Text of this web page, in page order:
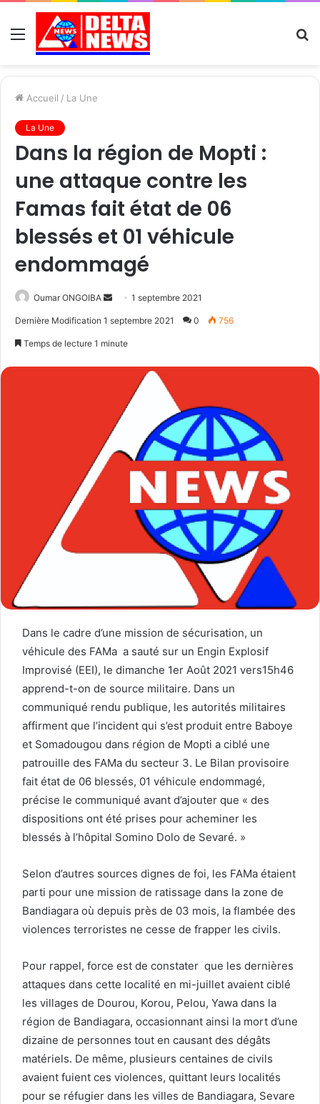
Menu
Accueil / La Une
La Une
Dans la région de Mopti :
une attaque contre les
Famas fait état de 06
blessés et 01 véhicule
endommagé
Oumar ONGOIBA
Send1 septembre 2021
Dernière Modification 1 septembre 2021 0 756
Temps de lecture 1 minute
Dans le cadre d’une mission de sécurisation, un
véhicule des FAMa a sauté sur un Engin Explosif
Improvisé (EEI), le dimanche 1er Août 2021 vers15h46
apprend-t-on de source militaire. Dans un
communiqué rendu publique, les autorités militaires
affirment que l’incident qui s’est produit entre Baboye
et Somadougou dans région de Mopti a ciblé une
patrouille des FAMa du secteur 3. Le Bilan provisoire
fait état de 06 blessés, 01 véhicule endommagé,
précise le communiqué avant d’ajouter que « des
dispositions ont été prises pour acheminer les
blessés à l’hôpital Somino Dolo de Sevaré. »
Selon d’autres sources dignes de foi, les FAMa étaient
parti pour une mission de ratissage dans la zone de
Bandiagara où depuis près de 03 mois, la flambée des
violences terroristes ne cesse de frapper les civils.
Pour rappel, force est de constater que les dernières
attaques dans cette localité en mi-juillet avaient ciblé
les villages de Dourou, Korou, Pelou, Yawa dans la
région de Bandiagara, occasionnant ainsi la mort d’une
dizaine de personnes tout en causant des dégâts
matériels. De même, plusieurs centaines de civils
avaient fuient ces violences, quittant leurs localités
pour se réfugier dans les villes de Bandiagara, Sevare